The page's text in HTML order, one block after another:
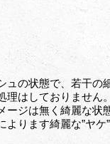
ュの状態で、若干の
はしておりません。
ージは無く綺麗な状
ります綺麗な”ヤ